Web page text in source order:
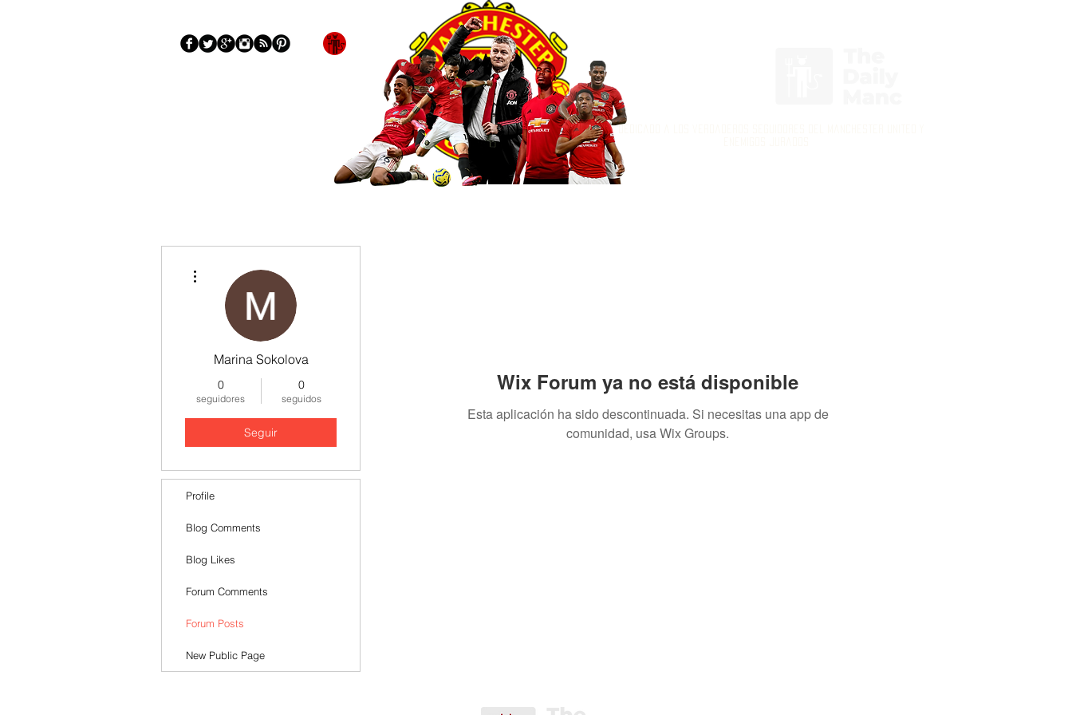
Wix Forum ya no está disponible
Esta aplicación ha sido descontinuada. Si necesitas una app de
comunidad, usa Wix Groups.
Marina Sokolova
0
seguidores
0
seguidos
Seguir
Profile
Blog Comments
Blog Likes
Forum Comments
Forum Posts
New Public Page